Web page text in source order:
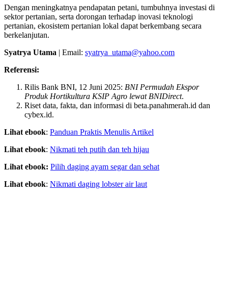
Dengan meningkatnya pendapatan petani, tumbuhnya investasi di
sektor pertanian, serta dorongan terhadap inovasi teknologi
pertanian, ekosistem pertanian lokal dapat berkembang secara
berkelanjutan.
Syatrya Utama | Email: syatrya_utama@yahoo.com
Referensi:
Rilis Bank BNI, 12 Juni 2025: BNI Permudah Ekspor
Produk Hortikultura KSIP Agro lewat BNIDirect.
Riset data, fakta, dan informasi di beta.panahmerah.id dan
cybex.id.
Lihat ebook: Panduan Praktis Menulis Artikel
Lihat ebook: Nikmati teh putih dan teh hijau
Lihat ebook: Pilih daging ayam segar dan sehat
Lihat ebook: Nikmati daging lobster air laut